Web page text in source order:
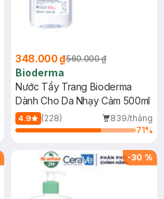
348.000 ₫560.000 ₫
Bioderma
Nước Tẩy Trang Bioderma
Dành Cho Da Nhạy Cảm 500ml
4.9 (228)
839/tháng
71%
-30 %